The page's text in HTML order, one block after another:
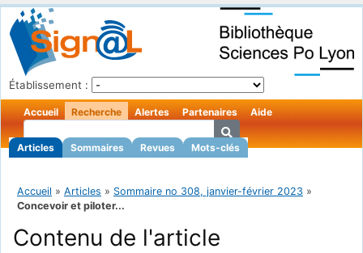
Établissement :
Accueil Recherche
Articles Sommaires Revues Mots-clés
Alertes Partenaires Aide
Accueil » Articles » Sommaire no 308, janvier-février 2023 »
Concevoir et piloter...
Contenu de l'article